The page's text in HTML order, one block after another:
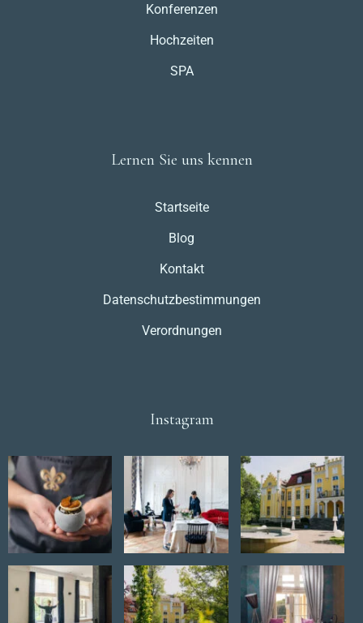
Konferenzen
Hochzeiten
SPA
Lernen Sie uns kennen
Startseite
Blog
Kontakt
Datenschutzbestimmungen
Verordnungen
Instagram